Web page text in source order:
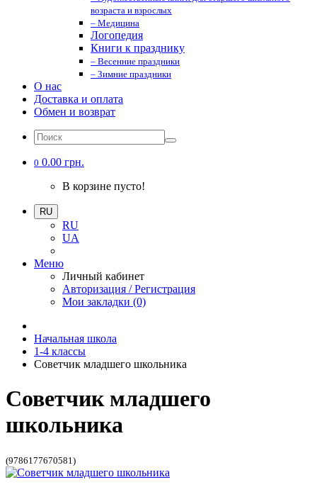
возраста и взрослых
– Медицина
Логопедия
Книги к празднику
– Весенние праздники
– Зимние праздники
О нас
Доставка и оплата
Обмен и возврат
0 0.00 грн.
В корзине пусто!
RU
RU
UA
Меню
Личный кабинет
Авторизация / Регистрация
Мои закладки (0)
Начальная школа
1-4 классы
Советчик младшего школьника
Советчик младшего
школьника
(9786177670581)